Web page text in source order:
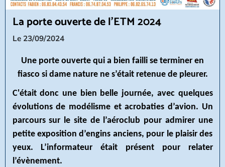
La porte ouverte de l'ETM 2024
Le 23/09/2024
Une porte ouverte qui a bien failli se terminer en
fiasco si dame nature ne s’était retenue de pleurer.
C'était donc une bien belle journée, avec quelques
évolutions de modélisme et acrobaties d’avion. Un
parcours sur le site de l’aéroclub pour admirer une
petite exposition d’engins anciens, pour le plaisir des
yeux. L’informateur était présent pour relater
l’évènement.